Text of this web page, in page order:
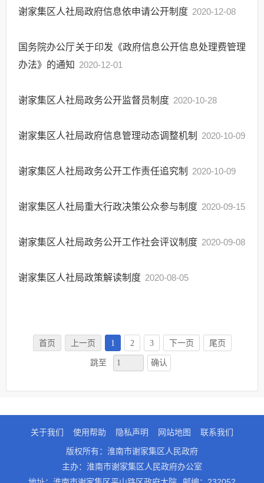
谢家集区人社局政府信息依申请公开制度 2020-12-08
国务院办公厅关于印发《政府信息公开信息处理费管理
办法》的通知 2020-12-01
谢家集区人社局政务公开监督员制度 2020-10-28
谢家集区人社局政府信息管理动态调整机制 2020-10-09
谢家集区人社局政务公开工作责任追究制 2020-10-09
谢家集区人社局重大行政决策公众参与制度 2020-09-15
谢家集区人社局政务公开工作社会评议制度 2020-09-08
谢家集区人社局政策解读制度 2020-08-05
首页 上一页 1 2 3 下一页 尾页
跳至 确认
关于我们 使用帮助 隐私声明 网站地图
联系我们
版权所有：淮南市谢家集区人民政府
主办：淮南市谢家集区人民政府办公室